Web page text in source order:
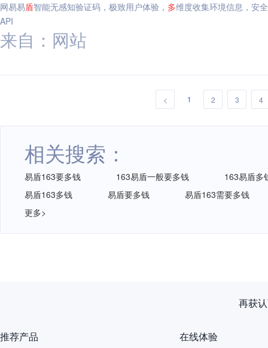
网易易盾智能无感知验证码，极致用户体验， 多维度收集环境信息，安
API
来自：网站
< 1 2 3 4
相关搜索：
易盾163要多钱 163易盾一般要多钱
163易盾多
易盾163多钱
易盾要多钱
易盾163需要多钱
更多>
再获
推荐产品 在线体验